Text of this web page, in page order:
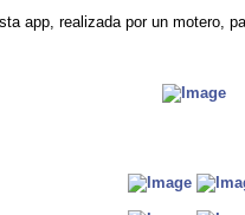
app, realizada por un motero,